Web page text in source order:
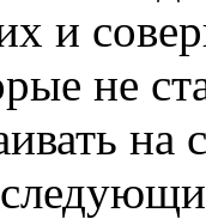
и
не
на